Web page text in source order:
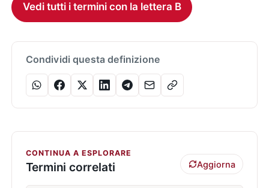
Vedi tutti i termini con la lettera B
Condividi questa definizione
CONTINUA A ESPLORARE
Termini correlati Aggiorna